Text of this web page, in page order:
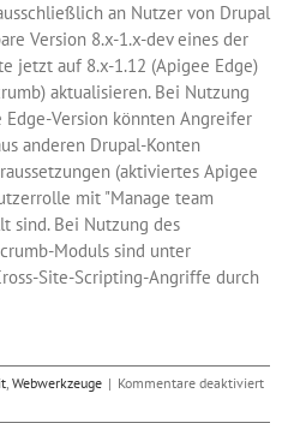
an Nutzer von Drupal
Version 8.x-1.x-dev eines der
jetzt auf 8.x-1.12 (Apigee Edge)
aktualisieren. Bei Nutzung
Version könnten Angreifer
anderen Drupal-Konten
(aktiviertes Apigee
mit "Manage team
sind. Bei Nutzung des
Moduls sind unter
Site-Scripting-Angriffe durch
, Webwerkzeuge | Kommentare deaktiviertfür